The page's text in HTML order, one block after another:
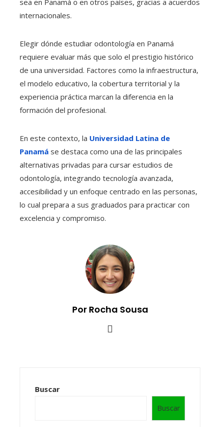
internacionales.
Elegir dónde estudiar odontología en Panamá
requiere evaluar más que solo el prestigio histórico
de una universidad. Factores como la infraestructura,
el modelo educativo, la cobertura territorial y la
experiencia práctica marcan la diferencia en la
formación del profesional.
En este contexto, la Universidad Latina de
Panamá se destaca como una de las principales
alternativas privadas para cursar estudios de
odontología, integrando tecnología avanzada,
accesibilidad y un enfoque centrado en las personas,
lo cual prepara a sus graduados para practicar con
excelencia y compromiso.
Por Rocha Sousa
Buscar
Buscar